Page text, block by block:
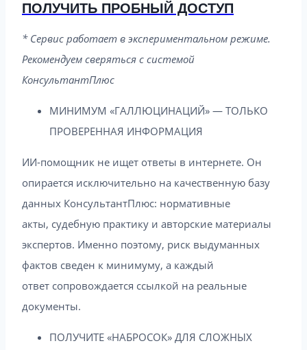
ПОЛУЧИТЬ ПРОБНЫЙ ДОСТУП
* Сервис работает в экспериментальном режиме.
Рекомендуем сверяться с системой
КонсультантПлюс
МИНИМУМ «ГАЛЛЮЦИНАЦИЙ» — ТОЛЬКО
ПРОВЕРЕННАЯ ИНФОРМАЦИЯ
ИИ-помощник не ищет ответы в интернете. Он
опирается исключительно на качественную базу
данных КонсультантПлюс: нормативные
акты, судебную практику и авторские материалы
экспертов. Именно поэтому, риск выдуманных
фактов сведен к минимуму, а каждый
ответ сопровождается ссылкой на реальные
документы.
ПОЛУЧИТЕ «НАБРОСОК» ДЛЯ СЛОЖНЫХ